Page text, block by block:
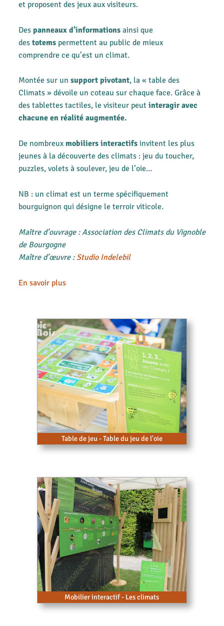
et proposent des jeux aux visiteurs.
Des panneaux d’informationsainsi que
des totemspermettent au public de mieux
comprendre ce qu’est un climat.
Montée sur un support pivotant, la « table des
Climats » dévoile un coteau sur chaque face. Grâce à
des tablettes tactiles, le visiteur peutinteragir avec
chacune en réalité augmentée.
De nombreux mobiliers interactifsinvitent les plus
jeunes à la découverte des climats : jeu du toucher,
puzzles, volets à soulever, jeu de l’oie…
NB : un climat est un terme spécifiquement
bourguignon qui désigne le terroir viticole.
Maître d’ouvrage : Association des Climats du Vignoble
de Bourgogne
Maître d’œuvre : Studio Indelebil
En savoir plus
Table de jeu - Table du jeu de l'oie
Mobilier interactif - Les climats